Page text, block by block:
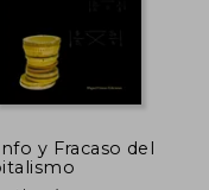
y Fracaso del